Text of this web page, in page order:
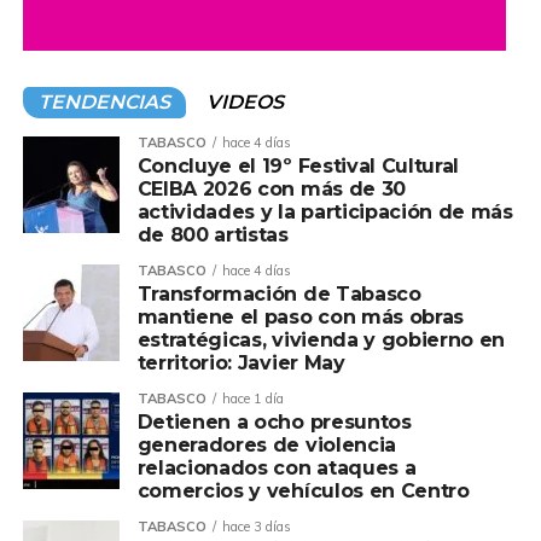
con los actores políticos del VI Distrito electoral,
mediante la Mesa de coordinación política de
cada municipio. Ayer le tocó, parte del Centro,
antes fue Teapa y Tacotalpa, queda pendiente
Jalapa. De acuerdo a fuentes de Morena,“Andy”
pues para una buena parte de la militancia
resulta poco conocido, no obstante de ser hijo del
estrategia consiste montarse de los aspirantes a
las alcaldías.
Y en medio todo el arropamiento al junior de la
el caso más visible es el Centro, donde la
confrontación entre el líder del Congreso local,
Jorge Bracamontes y el ex titular de Sotop,
Daniel Casasúsya es abierta. El gran elector,
será nada menos el inquilino de Palacio de
TENDENCIAS VIDEOS
TABASCO hace 4 días
Concluye el 19º Festival Cultural
CEIBA 2026 con más de 30
actividades y la participación de más
de 800 artistas
TABASCO hace 4 días
Transformación de Tabasco
mantiene el paso con más obras
estratégicas, vivienda y gobierno en
territorio: Javier May
TABASCO hace 1 día
Detienen a ocho presuntos
generadores de violencia
relacionados con ataques a
comercios y vehículos en Centro
TABASCO hace 3 días